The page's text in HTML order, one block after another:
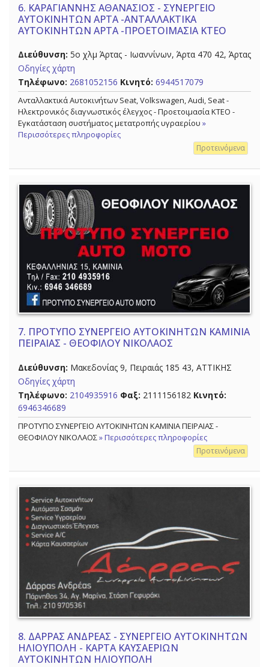
6. ΚΑΡΑΓΙΑΝΝΗΣ ΑΘΑΝΑΣΙΟΣ - ΣΥΝΕΡΓΕΙΟ
ΑΥΤΟΚΙΝΗΤΩΝ ΑΡΤΑ -ΑΝΤΑΛΛΑΚΤΙΚΑ
ΑΥΤΟΚΙΝΗΤΩΝ ΑΡΤΑ -ΠΡΟΕΤΟΙΜΑΣΙΑ ΚΤΕΟ
Διεύθυνση: 5ο χλμ Άρτας - Ιωαννίνων, Άρτα 470 42, Άρτας
Οδηγίες χάρτη
Τηλέφωνο: 2681052156 Κινητό: 6944517079
Ανταλλακτικά Αυτοκινήτων Seat, Volkswagen, Audi, Seat -
Ηλεκτρονικός διαγνωστικός έλεγχος - Προετοιμασία ΚΤΕΟ -
Εγκατάσταση συστήματος μετατροπής υγραερίου »
Περισσότερες πληροφορίες
Προτεινόμενα
7. ΠΡΟΤΥΠΟ ΣΥΝΕΡΓΕΙΟ ΑΥΤΟΚΙΝΗΤΩΝ ΚΑΜΙΝΙΑ
ΠΕΙΡΑΙΑΣ - ΘΕΟΦΙΛΟΥ ΝΙΚΟΛΑΟΣ
Διεύθυνση: Μακεδονίας 9, Πειραιάς 185 43, ΑΤΤΙΚΗΣ
Οδηγίες χάρτη
Τηλέφωνο: 2104935916 Φαξ: 2111156182 Κινητό:
6946346689
ΠΡΟΤΥΠΟ ΣΥΝΕΡΓΕΙΟ ΑΥΤΟΚΙΝΗΤΩΝ ΚΑΜΙΝΙΑ ΠΕΙΡΑΙΑΣ -
ΘΕΟΦΙΛΟΥ ΝΙΚΟΛΑΟΣ» Περισσότερες πληροφορίες
Προτεινόμενα
8. ΔΑΡΡΑΣ ΑΝΔΡΕΑΣ - ΣΥΝΕΡΓΕΙΟ ΑΥΤΟΚΙΝΗΤΩΝ
ΗΛΙΟΥΠΟΛΗ - ΚΑΡΤΑ ΚΑΥΣΑΕΡΙΩΝ
ΑΥΤΟΚΙΝΗΤΩΝ ΗΛΙΟΥΠΟΛΗ